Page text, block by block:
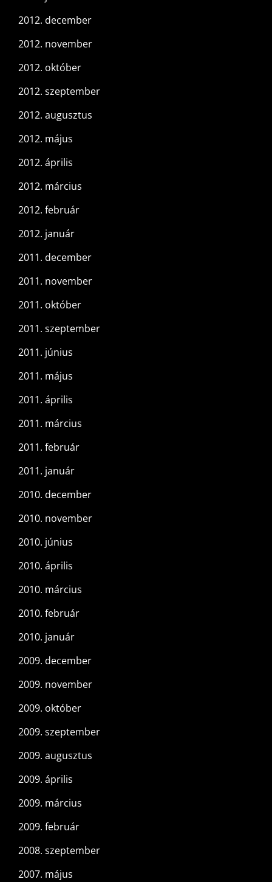
2012. december
2012. november
2012. október
2012. szeptember
2012. augusztus
2012. május
2012. április
2012. március
2012. február
2012. január
2011. december
2011. november
2011. október
2011. szeptember
2011. június
2011. május
2011. április
2011. március
2011. február
2011. január
2010. december
2010. november
2010. június
2010. április
2010. március
2010. február
2010. január
2009. december
2009. november
2009. október
2009. szeptember
2009. augusztus
2009. április
2009. március
2009. február
2008. szeptember
2007. május